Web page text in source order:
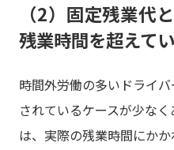
（2）固定残業代
残業時間を超えて
時間外労働の多いドライ
されているケースが少な
は、実際の残業時間にか